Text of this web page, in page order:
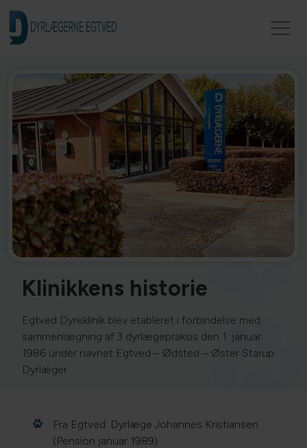
Klinikkens historie
Egtved Dyreklinik blev etableret i forbindelse med
sammenlægning af 3 dyrlægepraksis den 1. januar
1986 under navnet Egtved – Ødsted – Øster Starup
Dyrlæger
Fra Egtved: Dyrlæge Johannes Kristiansen
(Pension januar 1989)